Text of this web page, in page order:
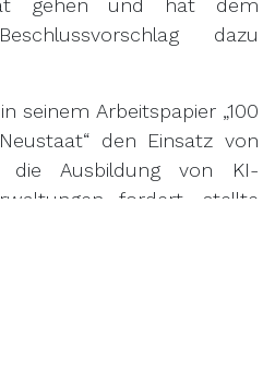
gehen und hat dem
dazu
seinem Arbeitspapier „100
den Einsatz von
die Ausbildung von KI-
fordert, stellte